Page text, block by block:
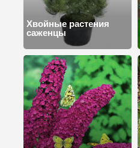
Хвойные растения
саженцы